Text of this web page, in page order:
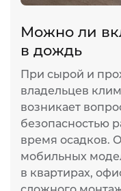
Можно ли
в дождь
При сырой и
владельцев
возникает
безопасностью
время осадков.
мобильных
в квартирах,